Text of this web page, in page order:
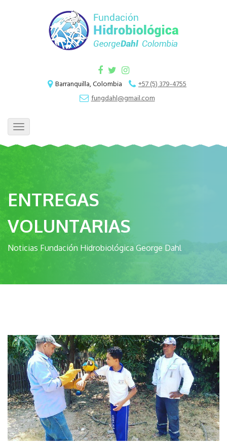
Barranquilla, Colombia
+57 (5) 379-4755
fungdahl@gmail.com
Toggle
navigation
ENTREGAS
VOLUNTARIAS
Noticias Fundación Hidrobiológica George Dahl